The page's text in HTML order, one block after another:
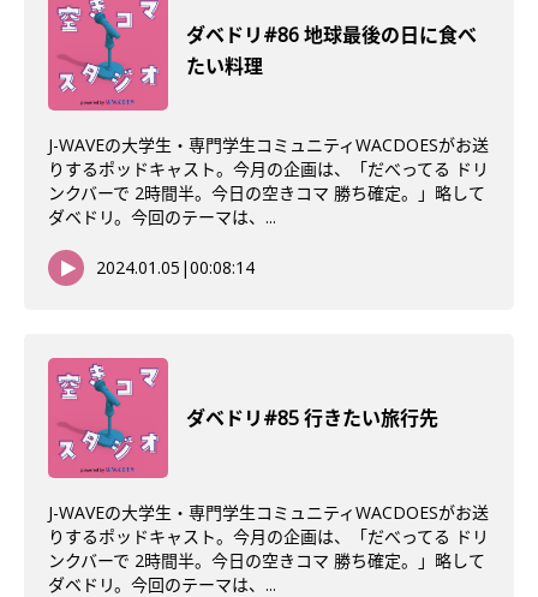
ダベドリ#86 地球最後の日に食べ
たい料理
J-WAVEの大学生・専門学生コミュニティWACDOESがお送
りするポッドキャスト。今月の企画は、「だべってる ドリ
ンクバーで 2時間半。今日の空きコマ 勝ち確定。」略して
ダベドリ。今回のテーマは、...
2024.01.05 |00:08:14
ダベドリ#85 行きたい旅行先
J-WAVEの大学生・専門学生コミュニティWACDOESがお送
りするポッドキャスト。今月の企画は、「だべってる ドリ
ンクバーで 2時間半。今日の空きコマ 勝ち確定。」略して
ダベドリ。今回のテーマは、...